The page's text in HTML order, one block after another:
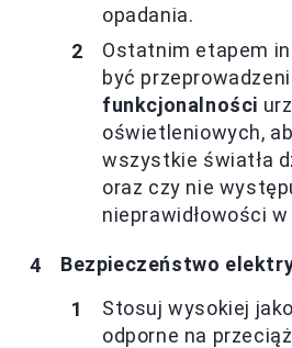
opadania.
Ostatnim etapem
być
funkcjonalności
oświetleniowych,
wszystkie światła
oraz czy nie
nieprawidłowości
Bezpieczeństwo
Stosuj wysokiej
odporne na